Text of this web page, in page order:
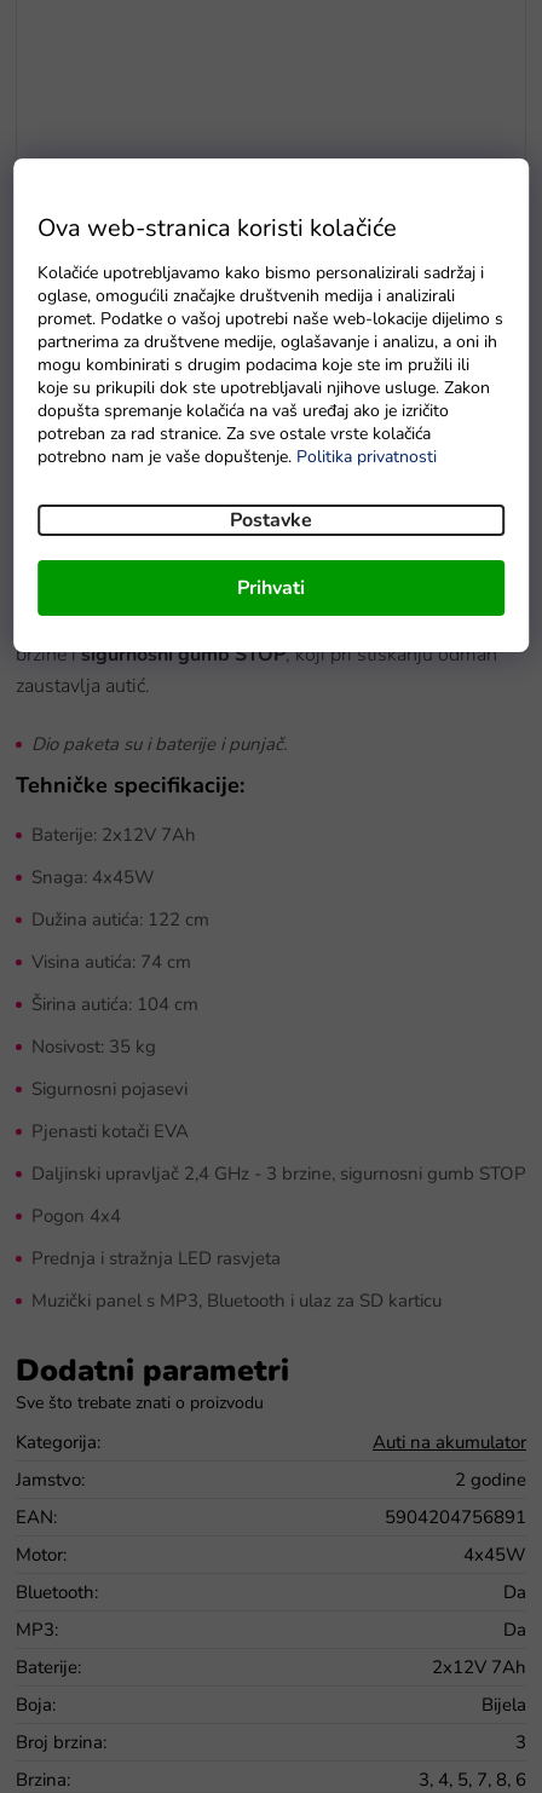
Ova web-stranica koristi kolačiće
Kolačiće upotrebljavamo kako bismo personalizirali sadržaj i
oglase, omogućili značajke društvenih medija i analizirali
promet. Podatke o vašoj upotrebi naše web-lokacije dijelimo s
partnerima za društvene medije, oglašavanje i analizu, a oni ih
mogu kombinirati s drugim podacima koje ste im pružili ili
koje su prikupili dok ste upotrebljavali njihove usluge. Zakon
dopušta spremanje kolačića na vaš uređaj ako je izričito
potreban za rad stranice. Za sve ostale vrste kolačića
potrebno nam je vaše dopuštenje. Politika privatnosti
Postavke
Prihvati
Baterie GP Greencell R03 typ AAA 4 ks
Na zalihama
Detaljan opis proizvoda
Dječji električni auto Mercedes X 350d 4Matic s četiri
motora snage 45W i dvije baterije kapaciteta 12V 7AH ima
nosivost 35 kg. Sjedište je presvučeno ekološkom kožom i
ima sigurnosni pojas. Prednost autića je opružna osovina.
Autić možete kontrolirati putemdaljinskog upravljača
radi na frekvenciji2,4 GHz. Na daljinskom upravljaču su tri
brzine isigurnosni gumb STOP, koji pri stiskanju odmah
zaustavlja autić.
Dio paketa su i baterije i punjač.
Tehničke specifikacije:
Baterije: 2x12V 7Ah
Snaga: 4x45W
Dužina autića: 122 cm
Visina autića: 74 cm
Širina autića: 104 cm
Nosivost: 35 kg
Sigurnosni pojasevi
Pjenasti kotači EVA
Daljinski upravljač 2,4 GHz - 3 brzine, sigurnosni gumb STOP
Pogon 4x4
Prednja i stražnja LED rasvjeta
Muzički panel s MP3, Bluetooth i ulaz za SD karticu
Dodatni parametri
Kategorija:
Auti na akumulator
Jamstvo:
2 godine
EAN:
5904204756891
Motor:
4x45W
Bluetooth:
Da
MP3:
Da
Baterije:
2x12V 7Ah
Boja:
Bijela
Broj brzina:
3
Brzina:
3, 4, 5, 7, 8, 6